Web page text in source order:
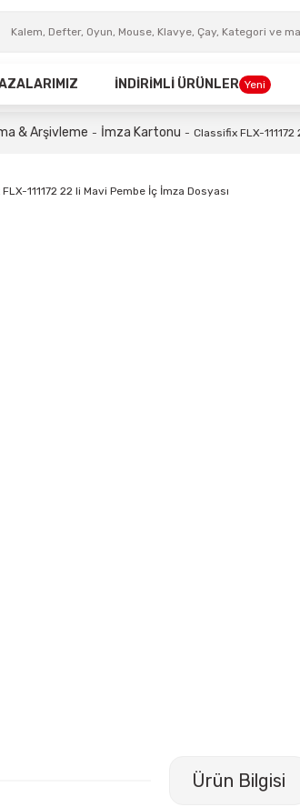
İNDİRİMLİ ÜRÜNLER Yeni
& Arşivleme İmza Kartonu Classifix FLX-
Ürün Bilgisi